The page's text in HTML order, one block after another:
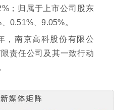
；归属于上市公司股东
0.51%、9.05%。
，南京高科股份有限公
责任公司及其一致行动